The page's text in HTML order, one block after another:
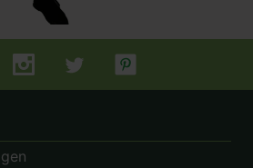
op Facebookop Instagram
Tuincentrum.nl op Twitter
Tuincentrum.nl op